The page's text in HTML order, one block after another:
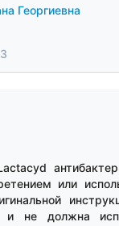
Георгиевна
или
и не должна